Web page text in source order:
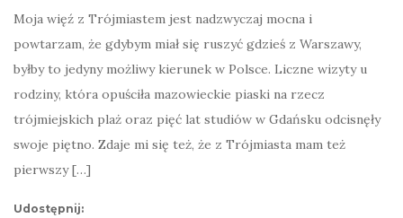
Moja więź z Trójmiastem jest nadzwyczaj mocna i
powtarzam, że gdybym miał się ruszyć gdzieś z Warszawy,
byłby to jedyny możliwy kierunek w Polsce. Liczne wizyty u
rodziny, która opuściła mazowieckie piaski na rzecz
trójmiejskich plaż oraz pięć lat studiów w Gdańsku odcisnęły
swoje piętno. Zdaje mi się też, że z Trójmiasta mam też
pierwszy […]
Udostępnij: